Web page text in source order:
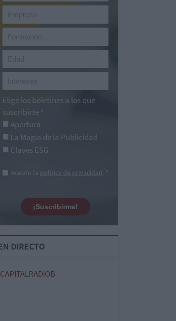
Elige los boletines a los que
suscribirte *
Apertura
La Magia de la Publicidad
Claves ESG
Acepto la política de privacidad. *
¡Suscribirme!
DIRECTO